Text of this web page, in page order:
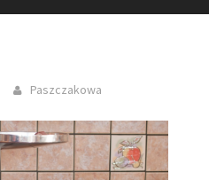
Paszczakowa